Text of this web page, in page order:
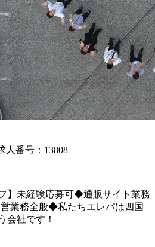
人番号：13808
】未経験応募可◆通販サイト業務
業務全般◆私たちエレパは四国
会社です！